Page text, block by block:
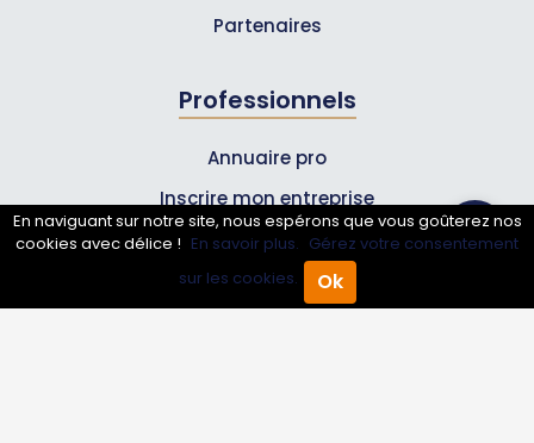
Annuaire Pro Agenda
Partenaires
Professionnels
Annuaire pro
Inscrire mon entreprise
Les Abonnements Pros
Infos
En naviguant sur notre site, nous espérons que vous goûterez nos
cookies avec délice ! En savoir plus. Gérez votre consentement
sur les cookies.
Ok